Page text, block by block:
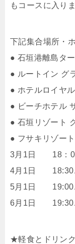
もコースに入りま
下記集合場所・
● 石垣港離島タ
● ルートイン グ
● ホテルロイヤ
● ビーチホテル
● 石垣リゾート
● フサキリゾー
3月1日 18：
4月1日 18:30
5月1日 19:00
6月1日 19:30
★軽食とドリン